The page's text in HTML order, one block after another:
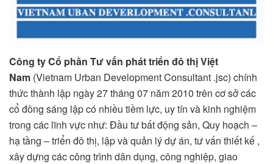
Công ty Cổ phần Tư vấn phát triển đô thị Việt
Nam (Vietnam Urban Development Consultant .jsc) chính
thức thành lập ngày 27 tháng 07 năm 2010 trên cơ sở các
cổ đông sáng lập có nhiều tiềm lực, uy tín và kinh nghiệm
trong các lĩnh vực như: Đầu tư bất động sản, Quy hoạch –
hạ tầng – triển đô thị, lập và quản lý dự án, tư vấn thiết kế ,
xây dựng các công trình dân dụng, công nghiệp, giao